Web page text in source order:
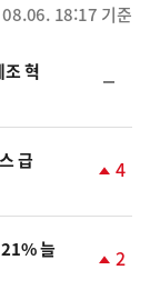
08.06. 18:17 기준
혁
일
급
상
4
늘
2